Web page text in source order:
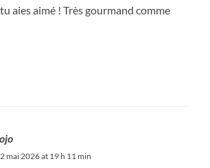
aies aimé ! Très gourmand comme
mai 2026 at 19 h 11 min